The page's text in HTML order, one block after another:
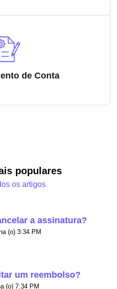
de Conta
populares
os artigos
a assinatura?
Modificado em Qui, 23 Jul na (o) 3:34 PM
um reembolso?
Modificado em Qui, 2 Abr na (o) 7:34 PM